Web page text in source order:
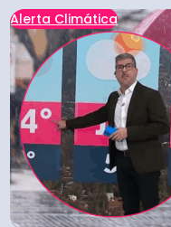
Alerta Climática